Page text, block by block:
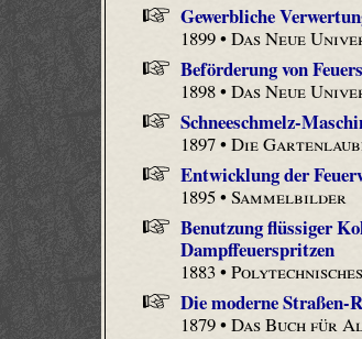
Gewerbliche
1899 •Das Neue
Beförderung von
1898 •Das Neue
Schneeschmelz-
1897 •Die
Entwicklung der
1895 •Sammelbilder
Benutzung flüssiger
Dampffeuerspritzen
1883 •
Die moderne Straßen-
1879 •Das Buch für